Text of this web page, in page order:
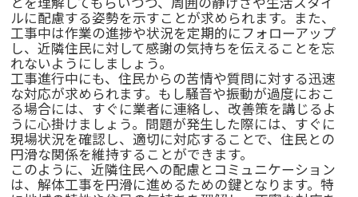
ルに配慮する姿勢を示すことが求められます。また、
工事中は作業の進捗や状況を定期的にフォローアップ
し、近隣住民に対して感謝の気持ちを伝えることを忘
れないようにしましょう。
工事進行中にも、住民からの苦情や質問に対する迅速
な対応が求められます。もし騒音や振動が過度におこ
る場合には、すぐに業者に連絡し、改善策を講じるよ
うに心掛けましょう。問題が発生した際には、すぐに
現場状況を確認し、適切に対応することで、住民との
円滑な関係を維持することができます。
このように、近隣住民への配慮とコミュニケーション
は、解体工事を円滑に進めるための鍵となります。特